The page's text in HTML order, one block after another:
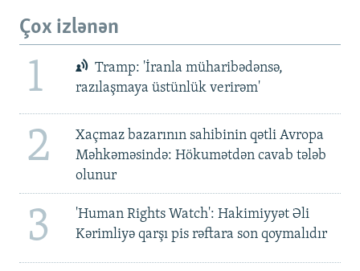
Çox izlənən
1
Tramp: 'İranla müharibədənsə,
razılaşmaya üstünlük verirəm'
2
Xaçmaz bazarının sahibinin qətli Avropa
Məhkəməsində: Hökumətdən cavab tələb
olunur
3
'Human Rights Watch': Hakimiyyət Əli
Kərimliyə qarşı pis rəftara son qoymalıdır